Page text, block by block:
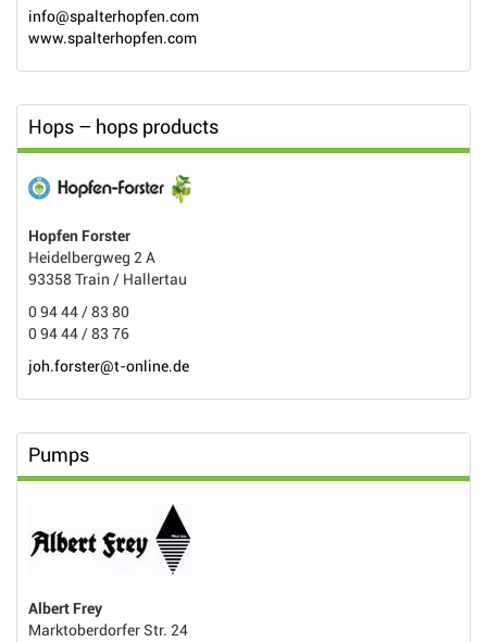
info@spalterhopfen.com
www.spalterhopfen.com
Hops – hops products
Hopfen Forster
Heidelbergweg 2 A
93358 Train / Hallertau
0 94 44 / 83 80
0 94 44 / 83 76
joh.forster@t-online.de
Pumps
Albert Frey
Marktoberdorfer Str. 24